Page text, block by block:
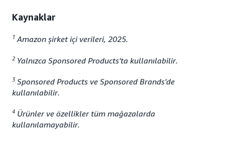
Kaynaklar
1 Amazon şirket içi verileri, 2025.
2 Yalnızca Sponsored Products'ta kullanılabilir.
3 Sponsored Products ve Sponsored Brands'de
kullanılabilir.
4 Ürünler ve özellikler tüm mağazalarda
kullanılamayabilir.